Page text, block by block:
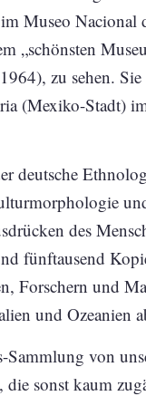
Museo Nacional
„schönsten
zu sehen.
(Mexiko-Stadt)
deutsche
des
fünftausend
Forschern und
und Ozeanien
von
sonst kaum